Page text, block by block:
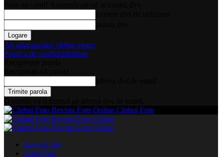
Ați uitat parola? obține ajutor
Politica de confidentialitate
Clubul Foto
Servicii foto
Ghid Foto